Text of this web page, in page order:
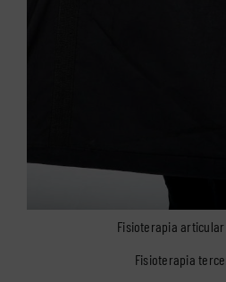
Fisioterapia
Fisioterapia